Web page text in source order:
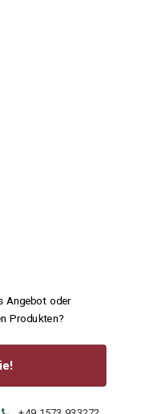
Angebot oder
Produkten?